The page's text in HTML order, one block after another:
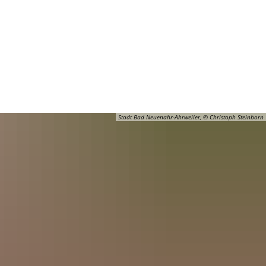
Stadt Bad Neuenahr-Ahrweiler, © Christoph Steinborn